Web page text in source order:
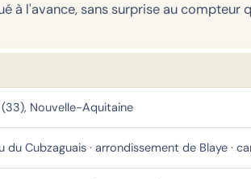
à l'avance, sans surprise au compteur
Nouvelle-Aquitaine
du Cubzaguais · arrondissement de Blaye ·